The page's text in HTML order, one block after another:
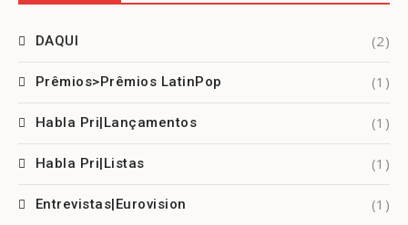
DAQUI (2)
Prêmios>Prêmios LatinPop (1)
Habla Pri|Lançamentos (1)
Habla Pri|Listas (1)
Entrevistas|Eurovision (1)